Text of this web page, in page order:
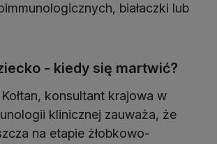
białaczki lub
- kiedy się martwić?
konsultant krajowa w
klinicznej zauważa, że
na etapie żłobkowo-